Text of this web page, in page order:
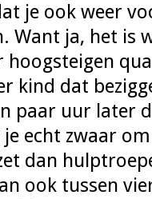
je ook weer
Want ja, het is
hoogsteigen
kind dat
paar uur later
echt zwaar
dan
ook tussen